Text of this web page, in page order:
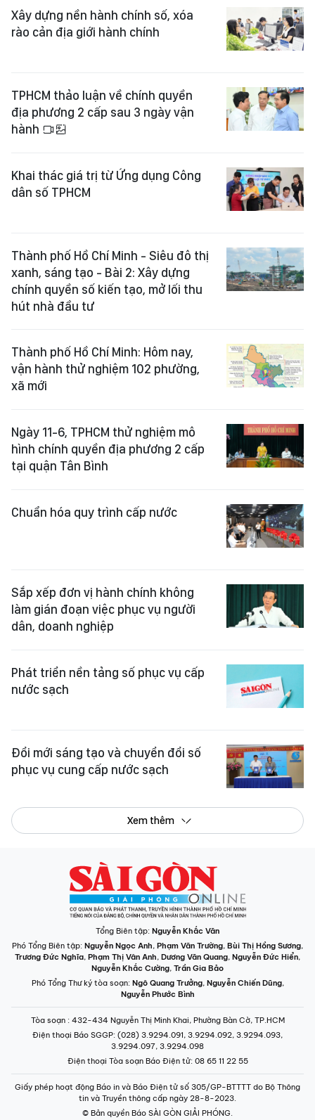
Xây dựng nền hành chính số, xóa
rào cản địa giới hành chính
TPHCM thảo luận về chính quyền
địa phương 2 cấp sau 3 ngày vận
hành
Khai thác giá trị từ Ứng dụng Công
dân số TPHCM
Thành phố Hồ Chí Minh - Siêu đô thị
xanh, sáng tạo - Bài 2: Xây dựng
chính quyền số kiến tạo, mở lối thu
hút nhà đầu tư
Thành phố Hồ Chí Minh: Hôm nay,
vận hành thử nghiệm 102 phường,
xã mới
Ngày 11-6, TPHCM thử nghiệm mô
hình chính quyền địa phương 2 cấp
tại quận Tân Bình
Chuẩn hóa quy trình cấp nước
Sắp xếp đơn vị hành chính không
làm gián đoạn việc phục vụ người
dân, doanh nghiệp
Phát triển nền tảng số phục vụ cấp
nước sạch
Đổi mới sáng tạo và chuyển đổi số
phục vụ cung cấp nước sạch
Xem thêm
Tổng Biên tập: Nguyễn Khắc Văn
Phó Tổng Biên tập: Nguyễn Ngọc Anh, Phạm Văn Trường, Bùi Thị Hồng Sương,
Trương Đức Nghĩa, Phạm Thị Vân Anh, Dương Văn Quang, Nguyễn Đức Hiển,
Nguyễn Khắc Cường, Trần Gia Bảo
Phó Tổng Thư ký tòa soạn: Ngô Quang Trưởng, Nguyễn Chiến Dũng,
Nguyễn Phước Bình
Tòa soạn : 432-434 Nguyễn Thị Minh Khai, Phường Bàn Cờ, TP.HCM
Điện thoại Báo SGGP: (028) 3.9294.091, 3.9294.092, 3.9294.093,
3.9294.097, 3.9294.098
Điện thoại Tòa soạn Báo Điện tử: 08 65 11 22 55
Giấy phép hoạt động Báo in và Báo Điện tử số 305/GP-BTTTT do Bộ Thông
tin và Truyền thông cấp ngày 28-8-2023.
© Bản quyền Báo SÀI GÒN GIẢI PHÓNG.